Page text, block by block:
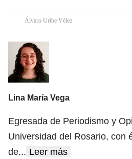
Álvaro Uribe Vélez
Lina María Vega
Egresada de Periodismo y
Universidad del Rosario, con
de... Leer más